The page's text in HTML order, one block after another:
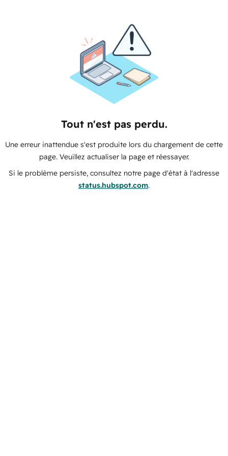
Tout n'est pas perdu.
Une erreur inattendue s'est produite lors du chargement de cette
page. Veuillez actualiser la page et réessayer.
Si le problème persiste, consultez notre page d'état à l'adresse
status.hubspot.com.